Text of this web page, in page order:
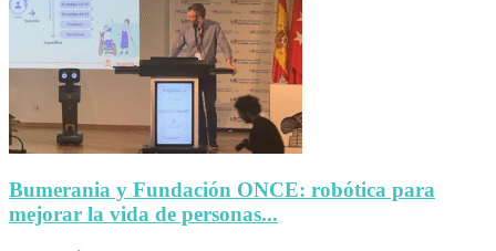
Bumerania y Fundación ONCE: robótica para
mejorar la vida de personas...